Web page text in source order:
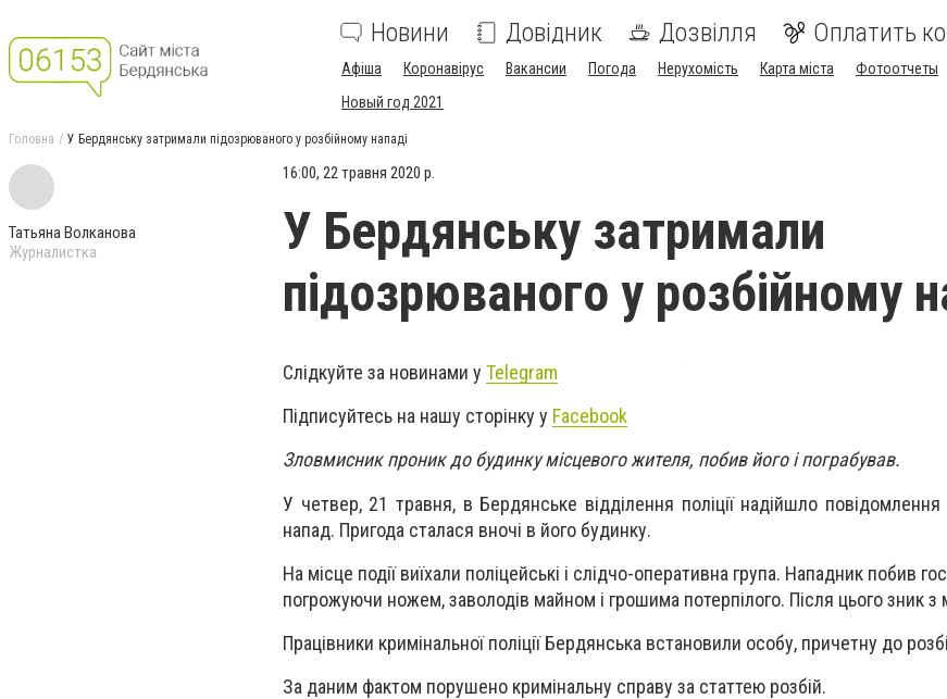
Новини Довідник Дозвілля Оплатить
Афіша Коронавірус Вакансии Погода Нерухомість Карта міста Фотоотчеты
Новый год 2021
Головна У Бердянську затримали підозрюваного у розбійному нападі
Татьяна Волканова
Журналистка
16:00, 22 травня 2020 р.
У Бердянську затримали
підозрюваного у розбійному
Слідкуйте за новинами у Telegram
Підписуйтесь на нашу сторінку у Facebook
Зловмисник проник до будинку місцевого жителя, побив його і пограбував.
У четвер, 21 травня, в Бердянське відділення поліції надійшло повідомлення
напад. Пригода сталася вночі в його будинку.
На місце події виїхали поліцейські і слідчо-оперативна група. Нападник побив
погрожуючи ножем, заволодів майном і грошима потерпілого. Після цього зник з
Працівники кримінальної поліції Бердянська встановили особу, причетну до
За даним фактом порушено кримінальну справу за статтею розбій.